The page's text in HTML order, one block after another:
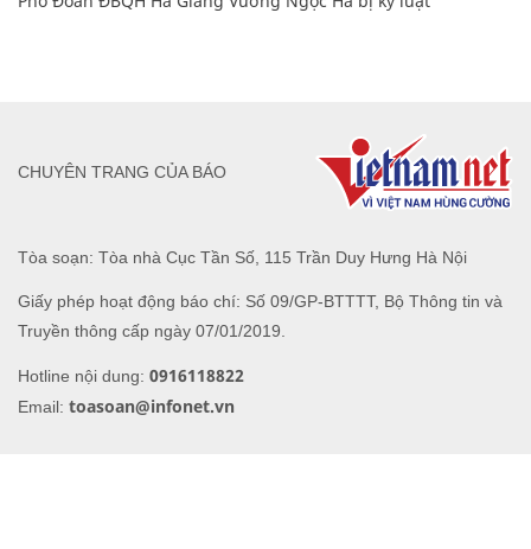
Tòa soạn: Tòa nhà Cục Tần Số, 115 Trần Duy Hưng Hà Nội
Giấy phép hoạt động báo chí: Số 09/GP-BTTTT, Bộ Thông tin và
Truyền thông cấp ngày 07/01/2019.
Hotline nội dung: 0916118822
Email: toasoan@infonet.vn
CHUYÊN TRANG CỦA BÁO